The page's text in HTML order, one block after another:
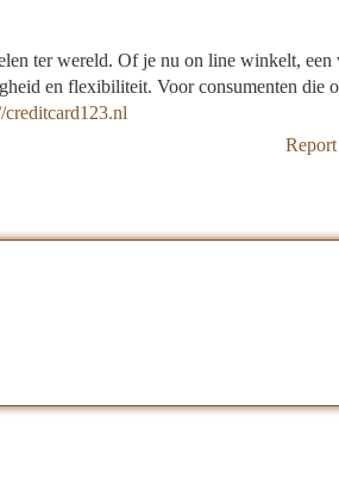
ter wereld. Of je nu on line winkelt, een
en flexibiliteit. Voor consumenten die
creditcard123.nl